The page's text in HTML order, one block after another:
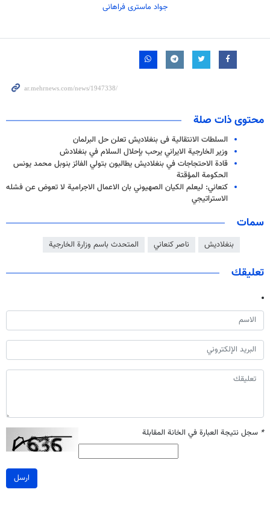
جواد ماستری فراهانی
محتوى ذات صلة
السلطات الانتقالیة فی بنغلادیش تعلن حل البرلمان
وزير الخارجية الايراني يرحب بإحلال السلام في بنغلادش
قادة الاحتجاجات في بنغلاديش يطالبون بتولي الفائز بنوبل محمد يونس
الحكومة المؤقتة
كنعاني: ليعلم الكيان الصهيوني بان الاعمال الاجرامية لا تعوض عن فشله
الاستراتيجي
سمات
بنغلاديش ناصر كنعاني المتحدث باسم وزارة الخارجية
تعليقك
* سجل نتيجة العبارة في الخانة المقابلة
ارسل